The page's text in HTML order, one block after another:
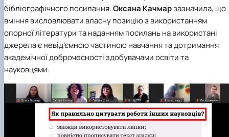
бібліографічного посилання.Оксана Качмарзазначила, що
вміння висловлювати власну позицію з використанням
опорної літератури та наданням посилань на використані
джерела є невід’ємною частиною навчання та дотримання
академічної доброчесності здобувачами освіти та
науковцями.